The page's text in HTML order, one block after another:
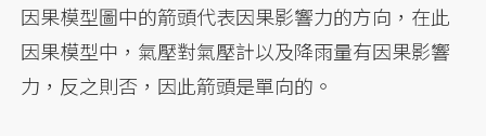
因果模型圖中的箭頭代表因果影響力的方向，在此
因果模型中，氣壓對氣壓計以及降雨量有因果影響
力，反之則否，因此箭頭是單向的。